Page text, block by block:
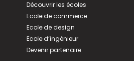
Découvrir les écoles
Ecole de commerce
Ecole de design
Ecole d’ingénieur
Devenir partenaire